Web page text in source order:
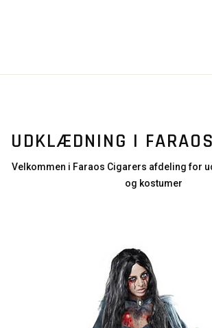
UDKLÆDNING I
Velkommen i Faraos Cigarers afdeling for
og kostumer